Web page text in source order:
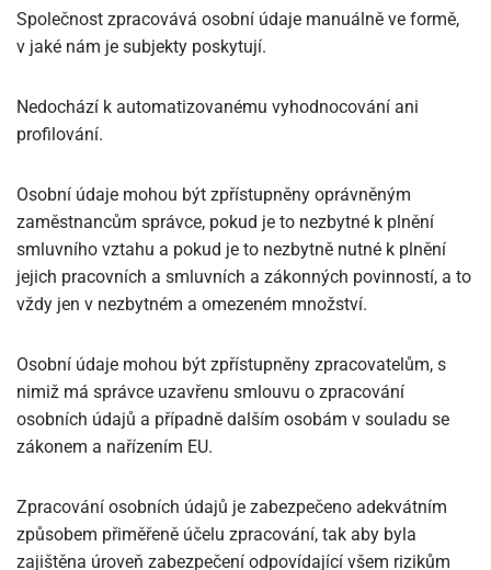
Společnost zpracovává osobní údaje manuálně ve formě,
v jaké nám je subjekty poskytují.
Nedochází k automatizovanému vyhodnocování ani
profilování.
Osobní údaje mohou být zpřístupněny oprávněným
zaměstnancům správce, pokud je to nezbytné k plnění
smluvního vztahu a pokud je to nezbytně nutné k plnění
jejich pracovních a smluvních a zákonných povinností, a to
vždy jen v nezbytném a omezeném množství.
Osobní údaje mohou být zpřístupněny zpracovatelům, s
nimiž má správce uzavřenu smlouvu o zpracování
osobních údajů a případně dalším osobám v souladu se
zákonem a nařízením EU.
Zpracování osobních údajů je zabezpečeno adekvátním
způsobem přiměřeně účelu zpracování, tak aby byla
zajištěna úroveň zabezpečení odpovídající všem rizikům